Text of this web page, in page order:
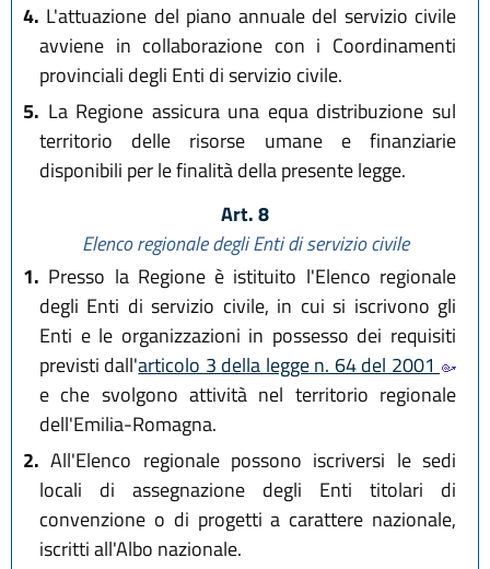
4. L'attuazione del piano annuale del servizio civile
avviene in collaborazione con i Coordinamenti
provinciali degli Enti di servizio civile.
5. La Regione assicura una equa distribuzione sul
territorio delle risorse umane e finanziarie
disponibili per le finalità della presente legge.
Art. 8
Elenco regionale degli Enti di servizio civile
1. Presso la Regione è istituito l'Elenco regionale
degli Enti di servizio civile, in cui si iscrivono gli
Enti e le organizzazioni in possesso dei requisiti
previsti dall'articolo 3 della legge n. 64 del 2001
e che svolgono attività nel territorio regionale
dell'Emilia-Romagna.
2. All'Elenco regionale possono iscriversi le sedi
locali di assegnazione degli Enti titolari di
convenzione o di progetti a carattere nazionale,
iscritti all'Albo nazionale.